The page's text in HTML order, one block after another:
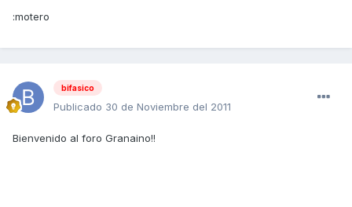
:motero
bifasico
Publicado 30 de Noviembre del 2011
Bienvenido al foro Granaino!!